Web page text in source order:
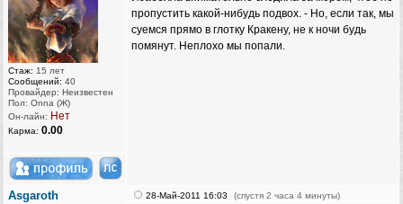
Стаж: 15 лет
Сообщений: 40
Провайдер: Неизвестен
Пол: Onna (Ж)
Он-лайн: Нет
Карма: 0.00
пропустить какой-нибудь подвох. - Но, если так, мы
суемся прямо в глотку Кракену, не к ночи будь
помянут. Неплохо мы попали.
Asgaroth 28-Май-2011 16:03 (спустя 2 часа 4 минуты)